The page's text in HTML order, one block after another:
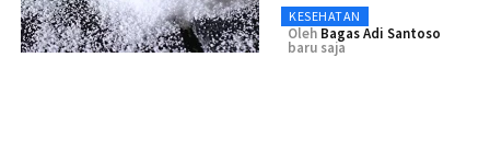
KESEHATAN
Oleh Bagas Adi Santoso
baru saja